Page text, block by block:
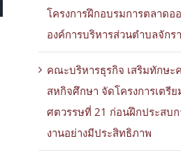
โครงการฝึกอบรมการตลาด
องค์การบริหารส่วนตำบลจัก
คณะบริหารธุรกิจ เสริมทักษะ
สหกิจศึกษา จัดโครงการเตรี
ศตวรรษที่ 21 ก่อนฝึกประสบ
งานอย่างมีประสิทธิภาพ